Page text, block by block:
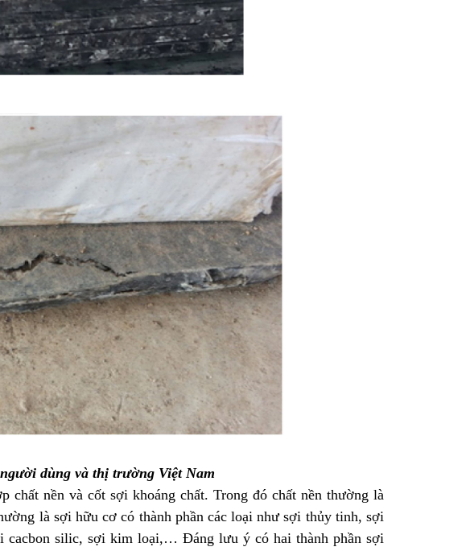
dùng và thị trường Việt Nam
chất nền và cốt sợi khoáng chất. Trong đó chất nền thường là
là sợi hữu cơ có thành phần các loại như sợi thủy tinh, sợi
cacbon silic, sợi kim loại,… Đáng lưu ý có hai thành phần sợi